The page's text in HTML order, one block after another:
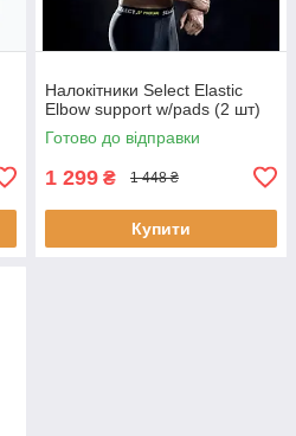
Налокітники Select Elastic
Elbow support w/pads (2 шт)
Готово до відправки
1 299 ₴ 1 448 ₴
Купити